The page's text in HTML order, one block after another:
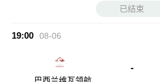
已结束
19:00 08-06
-